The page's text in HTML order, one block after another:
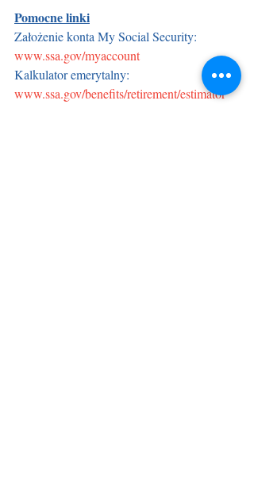
Pomocne linki
Założenie konta My Social Security:
www.ssa.gov/myaccount
Kalkulator emerytalny:
www.ssa.gov/benefits/retirement/estimator